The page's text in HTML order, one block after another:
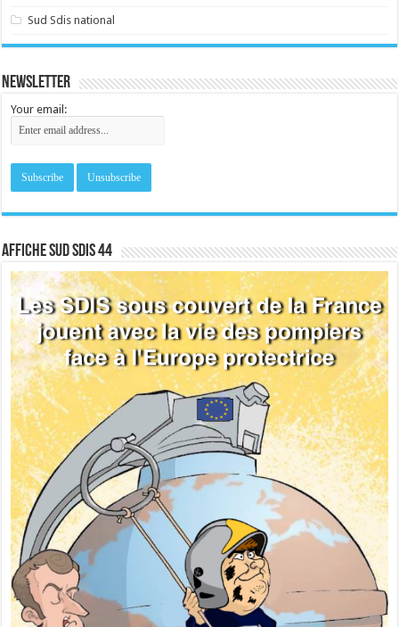
Sud Sdis national
Newsletter
Your email:
Affiche sud SDIS 44